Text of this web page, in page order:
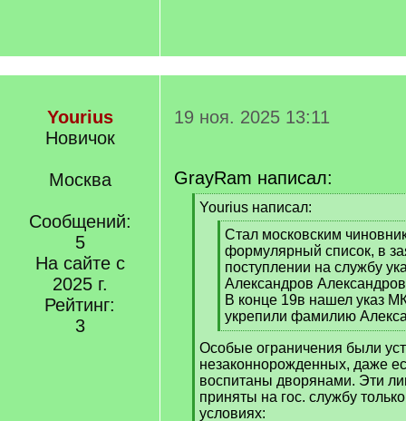
Yourius
Новичок
Москва
Сообщений:
5
На сайте с
2025 г.
Рейтинг:
3
19 ноя. 2025 13:11
GrayRam написал:
[Yourius написал:
[
q
]
Стал московским
формулярный список, в
поступлении на службу
Александров
В конце 19в нашел указ
укрепили фамилию
[
/
q
]
Особые ограничения были
незаконнорожденных, даже
воспитаны дворянами. Эти
приняты на гос. службу
условиях: